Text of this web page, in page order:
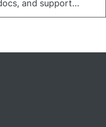
and support...